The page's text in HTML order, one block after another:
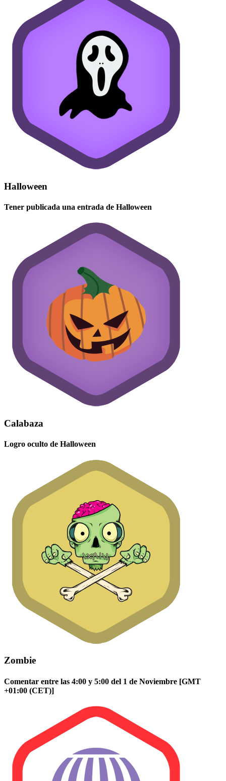
Halloween
Tener publicada una entrada de Halloween
Calabaza
Logro oculto de Halloween
Zombie
Comentar entre las 4:00 y 5:00 del 1 de Noviembre [GMT
+01:00 (CET)]